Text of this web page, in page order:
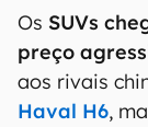
Os SUVs
preço
aos rivais
Haval H6,